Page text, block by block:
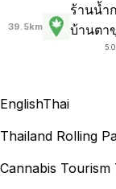
39.5km
ร้านน้ำ
บ้านตา
EnglishThai
Thailand Rolling
Cannabis Tourism